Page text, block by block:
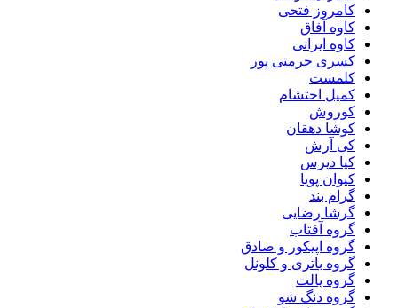
کامروز فتحی
کاوه آفاق
کاوه ایرانی
کسری حرمتی پور
کلمست
کمیل احتشام
کوروش
کوشا دهقان
کی آرش
کیا دپرس
کیوان پویا
گرام بند
گرشا رضایی
گروه آفتاب
گروه اپیکور و صادق
گروه باتری و کلونل
گروه پالت
گروه دنگ شو